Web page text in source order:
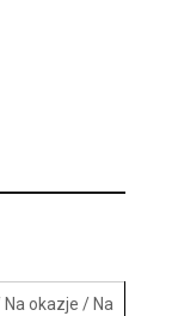
okazje / Na